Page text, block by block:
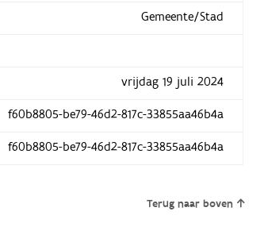
Gemeente/Stad
vrijdag 19 juli 2024
f60b8805-be79-46d2-817c-33855aa46b4a
f60b8805-be79-46d2-817c-33855aa46b4a
Terug naar boven